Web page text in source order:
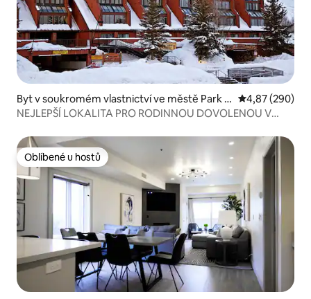
Byt v soukromém vlastnictví ve městě Park C
ity
Průměrné
4,87 (290)
NEJLEPŠÍ LOKALITA PRO RODINNOU DOVOLENOU V
Oblíbené u hostů
Oblíbené u hostů